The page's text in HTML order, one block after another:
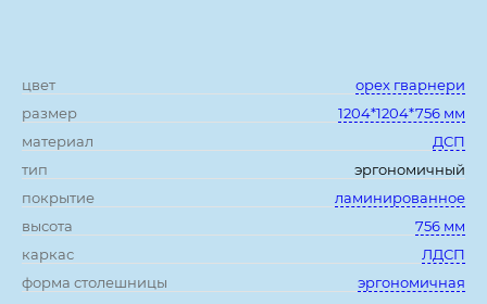
цвет
орех гварнери
размер
1204*1204*756 мм
материал
ДСП
тип
эргономичный
покрытие
ламинированное
высота
756 мм
каркас
ЛДСП
форма столешницы
эргономичная